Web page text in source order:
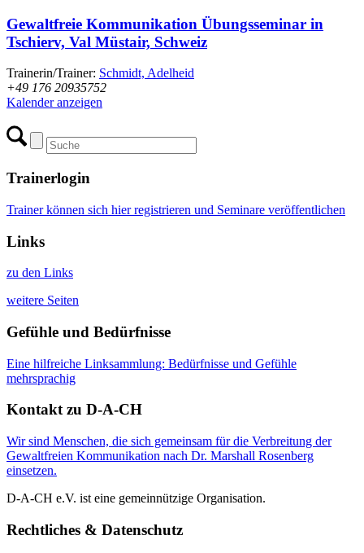
Gewaltfreie Kommunikation Übungsseminar in
Tschierv, Val Müstair, Schweiz
Trainerin/Trainer: Schmidt, Adelheid
+49 176 20935752
Kalender anzeigen
Trainerlogin
Trainer können sich hier registrieren und Seminare veröffentlichen
Links
zu den Links
weitere Seiten
Gefühle und Bedürfnisse
Eine hilfreiche Linksammlung: Bedürfnisse und Gefühle
mehrsprachig
Kontakt zu D-A-CH
Wir sind Menschen, die sich gemeinsam für die Verbreitung der
Gewaltfreien Kommunikation nach Dr. Marshall Rosenberg
einsetzen.
D-A-CH e.V. ist eine gemeinnützige Organisation.
Rechtliches & Datenschutz